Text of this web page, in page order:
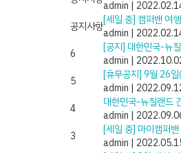
admin |
공지사항[세일 중] 캠퍼밴 여
admin |
6
[공지] 대한민국-뉴
admin |
5
[휴무공지] 9월 26일
admin |
4
대한민국-뉴질랜드
admin |
3
[세일 중] 마이캠퍼
admin |